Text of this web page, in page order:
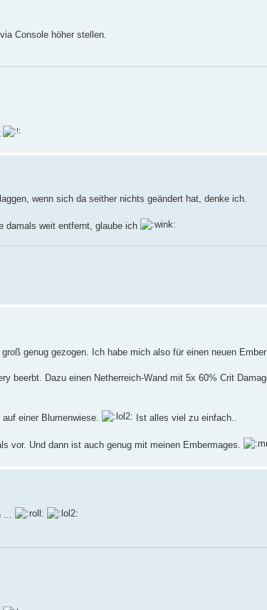
Console höher stellen.
wenn sich da seither nichts geändert hat, denke ich.
damals weit entfernt, glaube ich
genug gezogen. Ich habe mich also für einen neuen
beerbt. Dazu einen Netherreich-Wand mit 5x 60% Crit
einer Blumenwiese. Ist alles viel zu einfach..
vor. Und dann ist auch genug mit meinen Embermages.
...